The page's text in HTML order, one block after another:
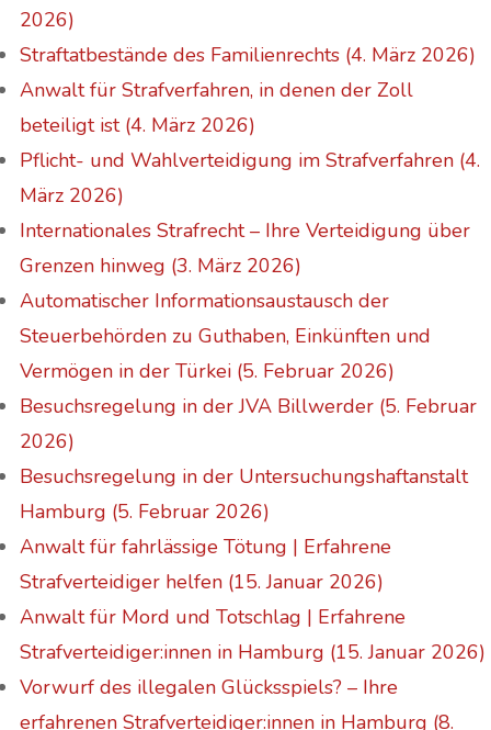
2026)
Straftatbestände des Familienrechts (4. März 2026)
Anwalt für Strafverfahren, in denen der Zoll
beteiligt ist (4. März 2026)
Pflicht- und Wahlverteidigung im Strafverfahren (4.
März 2026)
Internationales Strafrecht – Ihre Verteidigung über
Grenzen hinweg (3. März 2026)
Automatischer Informationsaustausch der
Steuerbehörden zu Guthaben, Einkünften und
Vermögen in der Türkei (5. Februar 2026)
Besuchsregelung in der JVA Billwerder (5. Februar
2026)
Besuchsregelung in der Untersuchungshaftanstalt
Hamburg (5. Februar 2026)
Anwalt für fahrlässige Tötung | Erfahrene
Strafverteidiger helfen (15. Januar 2026)
Anwalt für Mord und Totschlag | Erfahrene
Strafverteidiger:innen in Hamburg (15. Januar 2026)
Vorwurf des illegalen Glücksspiels? – Ihre
erfahrenen Strafverteidiger:innen in Hamburg (8.